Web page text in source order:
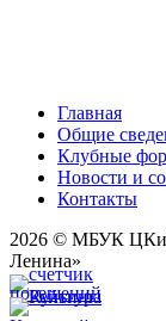
Главная
Общие
Клубные
Новости и
Контакты
2026 © МБУК
Ленина»